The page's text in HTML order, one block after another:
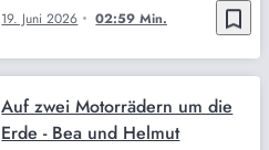
bookmark_border
19. Juni 2026 02:59 Min.
Auf zwei Motorrädern um die
Erde - Bea und Helmut